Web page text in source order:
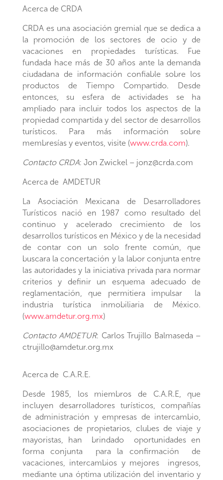
Acerca de CRDA
CRDA es una asociación gremial que se dedica a
la promoción de los sectores de ocio y de
vacaciones en propiedades turísticas. Fue
fundada hace más de 30 años ante la demanda
ciudadana de información confiable sobre los
productos de Tiempo Compartido. Desde
entonces, su esfera de actividades se ha
ampliado para incluir todos los aspectos de la
propiedad compartida y del sector de desarrollos
turísticos. Para más información sobre
membresías y eventos, visite (www.crda.com).
Contacto CRDA: Jon Zwickel – jonz@crda.com
Acerca de AMDETUR
La Asociación Mexicana de Desarrolladores
Turísticos nació en 1987 como resultado del
continuo y acelerado crecimiento de los
desarrollos turísticos en México y de la necesidad
de contar con un solo frente común, que
buscara la concertación y la labor conjunta entre
las autoridades y la iniciativa privada para normar
criterios y definir un esquema adecuado de
reglamentación, que permitiera impulsar la
industria turística inmobiliaria de México.
(www.amdetur.org.mx)
Contacto AMDETUR: Carlos Trujillo Balmaseda –
ctrujillo@amdetur.org.mx
Acerca de C.A.R.E.
Desde 1985, los miembros de C.A.R.E, que
incluyen desarrolladores turísticos, compañías
de administración y empresas de intercambio,
asociaciones de propietarios, clubes de viaje y
mayoristas, han brindado oportunidades en
forma conjunta para la confirmación de
vacaciones, intercambios y mejores ingresos,
mediante una óptima utilización del inventario y